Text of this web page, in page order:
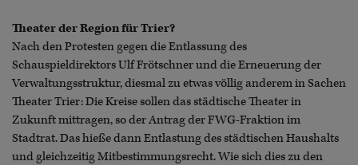
Theater der Region für Trier?
Nach den Protesten gegen die Entlassung des
Schauspieldirektors Ulf Frötschner und die Erneuerung der
Verwaltungsstruktur, diesmal zu etwas völlig anderem in Sachen
Theater Trier: Die Kreise sollen das städtische Theater in
Zukunft mittragen, so der Antrag der FWG-Fraktion im
Stadtrat. Das hieße dann Entlastung des städtischen Haushalts
und gleichzeitig Mitbestimmungsrecht. Wie sich dies zu den